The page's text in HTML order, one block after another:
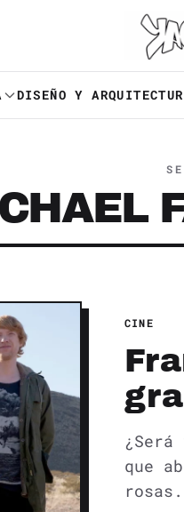
DISEÑO Y
CINE
que